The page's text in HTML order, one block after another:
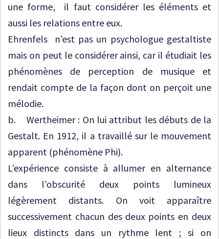
une forme, il faut considérer les éléments et
aussi les relations entre eux.
Ehrenfels n’est pas un psychologue gestaltiste
mais on peut le considérer ainsi, car il étudiait les
phénomènes de perception de musique et
rendait compte de la façon dont on perçoit une
mélodie.
b. Wertheimer : On lui attribut les débuts de la
Gestalt. En 1912, il a travaillé sur le mouvement
apparent (phénomène Phi).
L’expérience consiste à allumer en alternance
dans l’obscurité deux points lumineux
légèrement distants. On voit apparaître
successivement chacun des deux points en deux
lieux distincts dans un rythme lent ; si on